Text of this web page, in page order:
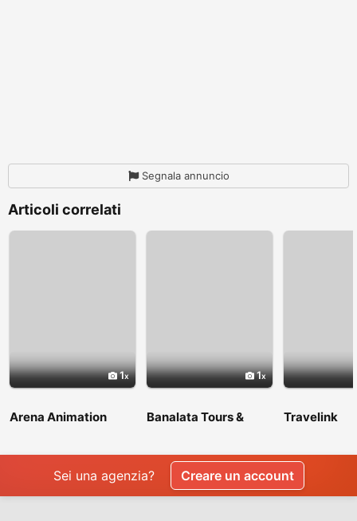
Segnala annuncio
Articoli correlati
1
Arena Animation
1
Banalata Tours &
Travelink
Sei una agenzia? Creare un account